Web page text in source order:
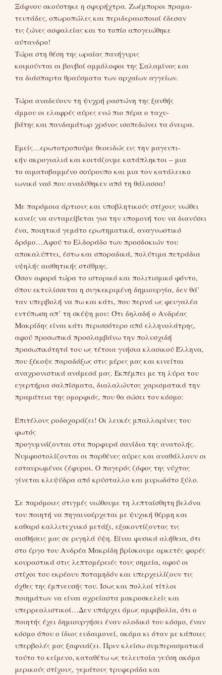
Ξάφνου ακούστηκε η σφυρήχτρα. Ζωέμποροι πραμα-
τευτάδες, οπωροπώλες και περιδεραιοποιοί έδεσαν
τις ζώνες ασφαλείας και το τοπίο απογειώθηκε
αύτανδρο!
Τώρα στη θέση της ωραίας πανήγυρις
κοιμούνται οι βουβοί αμμόλοφοι της Σαλαμίνας και
τα διάσπαρτα θραύσματα των αρχαίων αγγείων.
Τώρα αναδεύουν τη ψυχρή ραστώνη της ξανθής
άμμου οι ελαφρές αύρες ενώ πιο πέρα ο ταχυ-
βάτης και πανδαμάτωρ χρόνος ισοπεδώνει τα όνειρα.
Εμείς…ερωτοτροπούμε θεοειδώς εις την μαγευτι-
κήν ακρογιαλιά και κοιτάζουμε κατάπληκτοι – μια
το αιματοβαμμένο σούρουπο και μια τον κατάλευκο
ιωνικό ναό που αναδύθηκεν από τη θάλασσα!
Με παρόμοια άρτιους και υποβλητικούς στίχους νιώθει
κανείς να ανταμείβεται για την υπομονή του να διανύσει
ένα, ποιητικά γεμάτο ερωτηματικά, αναγνωστικό
δρόμο…Αφού το Ελδοράδο των προσδοκιών του
αποκαλύπτει, έστω και σποραδικά, πολύτιμα πετράδια
υψηλής αισθητικής στάθμης.
Όσον αφορά τώρα το ιστορικό και πολιτισμικό φόντο,
όπου εκτυλίσσεται η συγκεκριμένη δημιουργία, δεν θά’
ταν υπερβολή να πω και κάτι, που περνά ως φευγαλέα
εντύπωση απ’ τη σκέψη μου: Ότι δηλαδή ο Ανδρέας
Μακρίδης είναι κάτι περισσότερο από ελληνολάτρης,
αφού προσωπικά προσλαμβάνω την πολυσχιδή
προσωπικότητά του ως τέτοια γνήσια κλασικού Έλληνα,
που ξέκοψε παραδόξως στις μέρες μας και κινείται
αναχρονιστικά ανάμεσά μας. Εκπέμπει με τη λύρα του
εγερτήρια σαλπίσματα, διαλαλώντας χαρισματικά την
πραμάτεια της ομορφιάς, που θα σώσει τον κόσμο:
Επιτέλους ροδοχαράζει! Οι λευκές μπαλλαρίνες του
φωτός
προγυμνάζονται στα πορφυρά σανίδια της ανατολής.
Νυμφοστολίζονται οι παρθένες αύρες και αναθάλλουν οι
εσταυρωμένοι ζέφυροι. Ο παγερός ζόφος της νύχτας
γίνεται κλεψύδρα από κρύσταλλο και μυρωδάτο ξύλο.
Σε παρόμοιες στιγμές νιώθουμε τη λεπταίσθητη βελόνα
του ποιητή να πηγαινοέρχεται με ψυχική θέρμη και
καθαρό καλλιτεχνικό μετάξι, εξακοντίζοντας τις
αισθήσεις μας σε ριγηλά ύψη. Είναι φυσικά αλήθεια, ότι
στο έργο του Ανδρέα Μακρίδη βρίσκουμε αρκετές φορές
κουραστικά στις λεπτομέρειές τους σημεία, αφού οι
στίχοι του εκρέουν ποταμηδόν και υπερχειλίζουν τις
όχθες της έμπνευσής του. Ίσως και πολλοί τίτλοι
ποιημάτων να είναι αχρείαστα μακροσκελείς και
υπερρεαλιστικοί…Δεν υπάρχει όμως αμφιβολία, ότι ο
ποιητής έχει δημιουργήσει έναν ολοδικό του κόσμο, έναν
κόσμο όπου ο ίδιος ευδαιμονεί, ακόμα κι όταν με κάποιες
υπερβολές μας ξαφνιάζει. Πριν κλείσω συμπερασματικά
τούτο το κείμενο, καταθέτω ως τελευταία γεύση ακόμα
μερικούς στίχους, γεμάτους τρυφεράδα και